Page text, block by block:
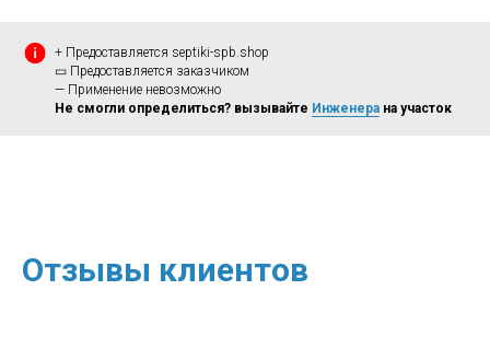
+ Предоставляется septiki-spb.shop
▭ Предоставляется заказчиком
— Применение невозможно
Не смогли определиться? вызывайте Инженера на участок
Отзывы клиентов